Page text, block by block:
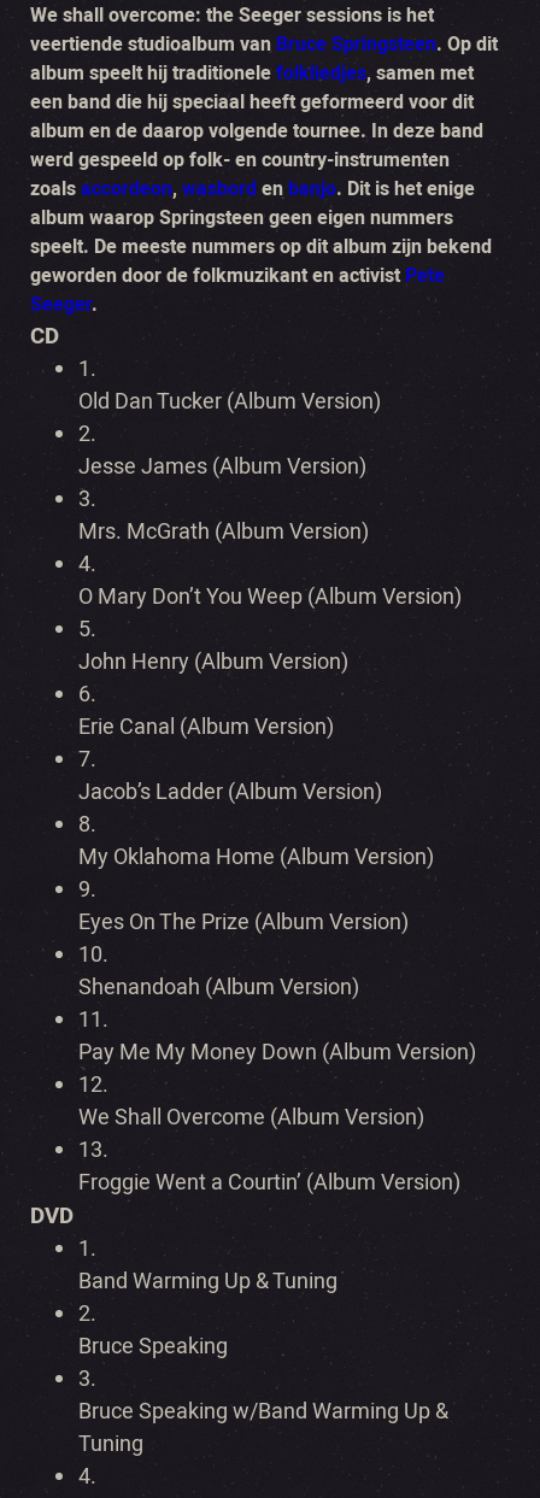
We shall overcome: the Seeger sessions is het
veertiende studioalbum van Bruce Springsteen. Op dit
album speelt hij traditionelefolkliedjes, samen met
een band die hij speciaal heeft geformeerd voor dit
album en de daarop volgende tournee. In deze band
werd gespeeld op folk- en country-instrumenten
zoalsaccordeon, wasbordenbanjo. Dit is het enige
album waarop Springsteen geen eigen nummers
speelt. De meeste nummers op dit album zijn bekend
geworden door de folkmuzikant en activist Pete
Seeger.
CD
1.
Old Dan Tucker (Album Version)
2.
Jesse James (Album Version)
3.
Mrs. McGrath (Album Version)
4.
O Mary Don’t You Weep (Album Version)
5.
John Henry (Album Version)
6.
Erie Canal (Album Version)
7.
Jacob’s Ladder (Album Version)
8.
My Oklahoma Home (Album Version)
9.
Eyes On The Prize (Album Version)
10.
Shenandoah (Album Version)
11.
Pay Me My Money Down (Album Version)
12.
We Shall Overcome (Album Version)
13.
Froggie Went a Courtin’ (Album Version)
DVD
1.
Band Warming Up & Tuning
2.
Bruce Speaking
3.
Bruce Speaking w/Band Warming Up &
Tuning
4.